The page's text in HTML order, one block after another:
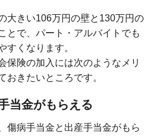
大きい106万円の壁と130万円の
とで、パート・アルバイトでも
すくなります。
保険の加入には次のようなメリ
おきたいところです。
当金がもらえる
傷病手当金と出産手当金がもら